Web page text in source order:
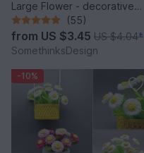
Large Flower - decorative
and versatile(55)
from US $3.45 US $4.04*
SomethinksDesign
-10%